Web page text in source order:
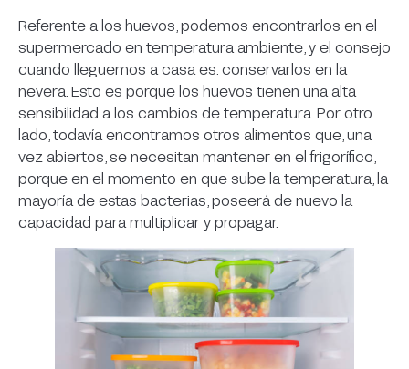
Referente a los huevos, podemos encontrarlos en el
supermercado en temperatura ambiente, y el consejo
cuando lleguemos a casa es: conservarlos en la
nevera. Esto es porque los huevos tienen una alta
sensibilidad a los cambios de temperatura. Por otro
lado, todavía encontramos otros alimentos que, una
vez abiertos, se necesitan mantener en el frigorífico,
porque en el momento en que sube la temperatura, la
mayoría de estas bacterias, poseerá de nuevo la
capacidad para multiplicar y propagar.